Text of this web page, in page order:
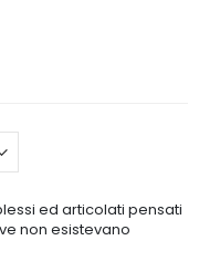
ed articolati pensati
non esistevano